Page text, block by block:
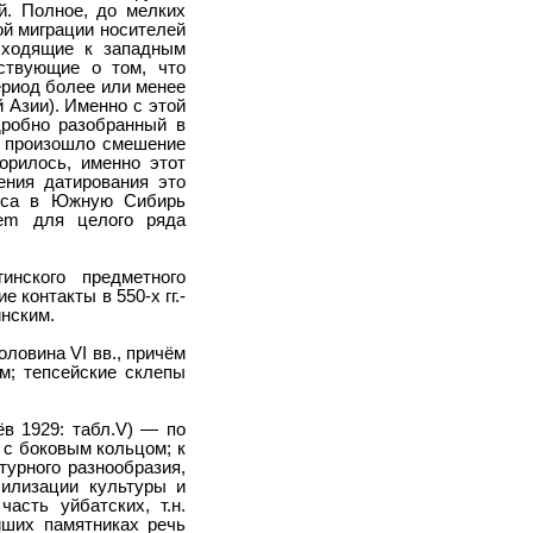
Полное, до мелких
миграции носителей
к западным
о том, что
более или менее
Азии). Именно с этой
разобранный в
смешение
именно этот
датирования это
в Южную Сибирь
для целого ряда
предметного
контакты в 550-х гг.-
VI вв., причём
тепсейские склепы
1929: табл.V) — по
с боковым кольцом; к
разнообразия,
культуры и
уйбатских, т.н.
памятниках речь